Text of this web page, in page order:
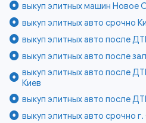
выкуп элитных машин Новое
выкуп элитных авто срочно
выкуп элитных авто после
выкуп элитных авто после
выкуп элитных авто после
Киев
выкуп элитных авто после
выкуп элитных авто срочно